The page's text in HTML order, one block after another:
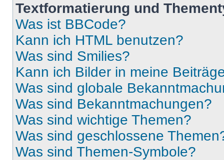
Textformatierung und
Was ist BBCode?
Kann ich HTML benutzen?
Was sind Smilies?
Kann ich Bilder in meine
Was sind globale
Was sind Bekanntmachungen?
Was sind wichtige Themen?
Was sind geschlossene
Was sind Themen-Symbole?